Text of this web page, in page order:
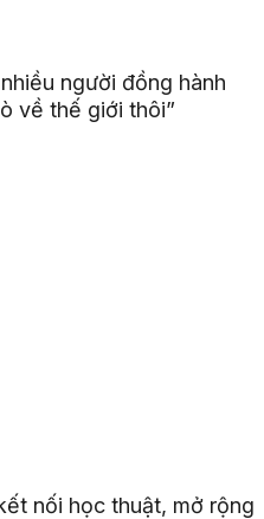
người đồng hành
về thế giới thôi”
nối học thuật, mở rộng